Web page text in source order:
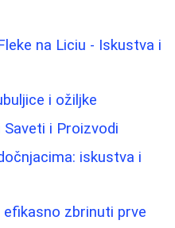
na Liciu - Iskustva i
i ožiljke
Saveti i Proizvodi
iskustva i
zbrinuti prve